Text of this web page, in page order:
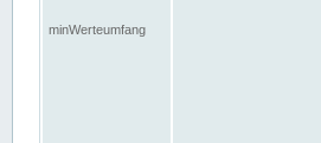
minWerteumfang